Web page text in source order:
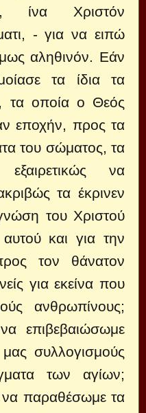
ίνα Χριστόν
- για να ειπώ
αληθινόν. Εάν
τα ίδια τα
τα οποία ο Θεός
εποχήν, προς τα
του σώματος, τα
να
τα έκρινεν
του Χριστού
και για την
τον θάνατον
για εκείνα που
ανθρωπίνους;
να επιβεβαιώσωμε
συλλογισμούς
των αγίων;
να παραθέσωμε τα